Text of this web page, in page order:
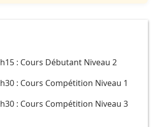
: Cours Débutant Niveau 2
: Cours Compétition Niveau 1
: Cours Compétition Niveau 3